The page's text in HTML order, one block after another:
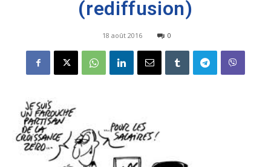
(rediffusion)
18 août 2016 0